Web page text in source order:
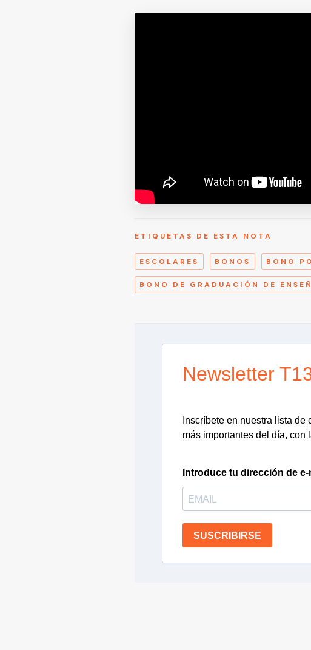
ETIQUETAS DE ESTA NOTA
ESCOLARES BONOS BONO
BONO DE GRADUACIÓN DE
Newsletter
Inscríbete en nuestra lista
más importantes del día, con
Introduce tu dirección de
SUSCRIBIRSE